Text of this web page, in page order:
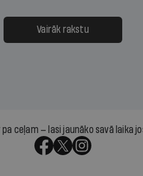
dienas
uzcītīga
atbalsts un
Vairāk rakstu
pa ceļam — lasi jaunāko savā laika